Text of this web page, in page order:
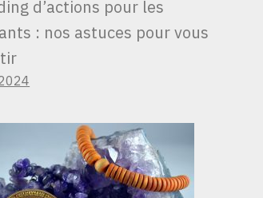
d’actions pour les
: nos astuces pour vous